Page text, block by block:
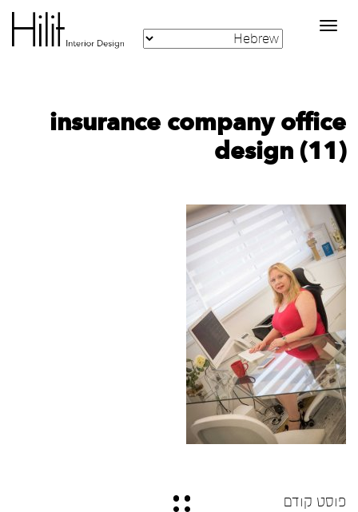
Toggle
navigation
insurance company office
design (11)
פוסט קודם